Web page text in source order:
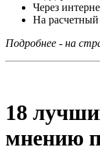
Через
На расчетный
Подробнее - на
18
мнению